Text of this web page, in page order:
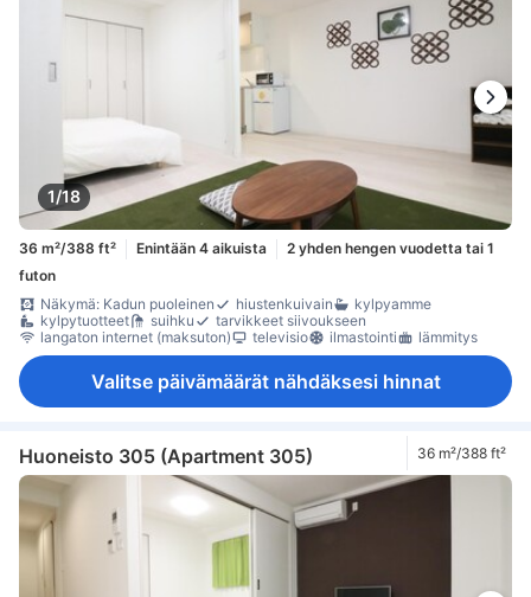
1/18
36 m²/388 ft² Enintään 4 aikuista
2 yhden hengen vuodetta tai 1
futon
Näkymä: Kadun puoleinen
hiustenkuivain
kylpyamme
kylpytuotteet
suihku
tarvikkeet siivoukseen
langaton internet (maksuton)
televisio ilmastointi lämmitys
Valitse päivämäärät nähdäksesi hinnat
Huoneisto 305 (Apartment 305) 36 m²/388 ft²